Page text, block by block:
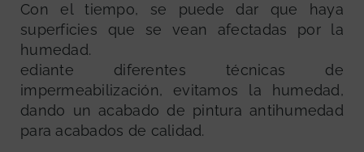
Con el tiempo, se puede dar que haya
superficies que se vean afectadas por la
humedad.
ediante diferentes técnicas de
impermeabilización, evitamos la humedad,
dando un acabado de pintura antihumedad
para acabados de calidad.